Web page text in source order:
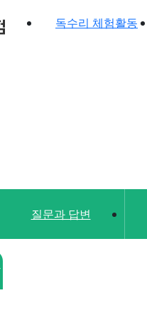
독수리 체험활동
질문과 답변